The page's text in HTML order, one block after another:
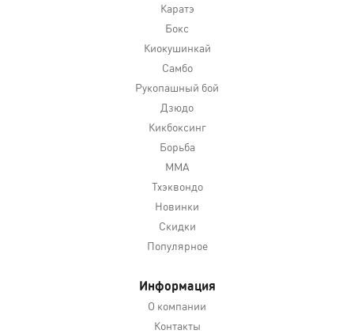
Каратэ
Бокс
Киокушинкай
Самбо
Рукопашный бой
Дзюдо
Кикбоксинг
Борьба
MMA
Тхэквондо
Новинки
Скидки
Популярное
Информация
О компании
Контакты